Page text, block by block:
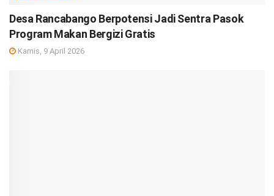
Desa Rancabango Berpotensi Jadi Sentra Pasok
Program Makan Bergizi Gratis
Kamis, 9 April 2026